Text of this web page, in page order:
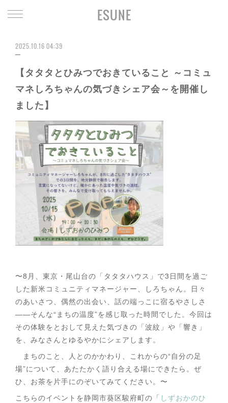
ESUNE
2025.10.16 04:39
【タタタとひみつでおきていること ～コミュ
マネしろちゃんの気づきシェア会～を開催し
ました】
〜8月、東京・尾山台の「タタタハウス」で3日間を過ご
した新米コミュニティマネージャー、しろちゃん。日々
のあいさつ、偶然の出会い、話の端っこに宿るやさしさ
——そんな“まちの温度”を感じ取った時間でした。今回は
その体験をとおして見えた気づきの「波紋」や「響き」
を、みなさんとゆるやかにシェアします。
まちのこと、人とのかかわり、これからの“自分の足
場”について、あたたかく語り合える場にできたら。ぜ
ひ、お茶を片手にのぞいてみてください。〜
こちらのイベントを静岡市葵区駿府町の「 しずおかのひ